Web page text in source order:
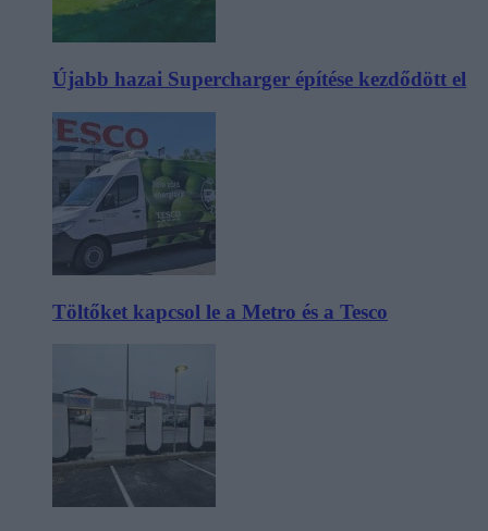
Újabb hazai Supercharger építése kezdődött el
Töltőket kapcsol le a Metro és a Tesco